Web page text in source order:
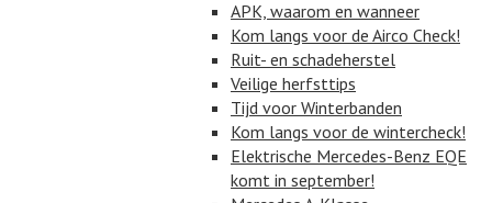
APK, waarom en wanneer
Kom langs voor de Airco Check!
Ruit- en schadeherstel
Veilige herfsttips
Tijd voor Winterbanden
Kom langs voor de wintercheck!
Elektrische Mercedes-Benz EQE
komt in september!